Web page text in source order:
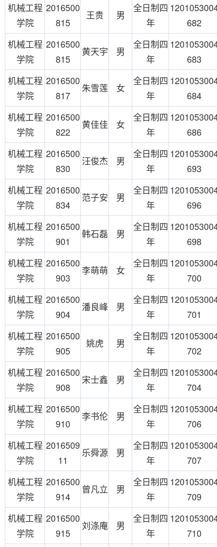
机械工程
学院
2016500
815
王贵 男
全日制四
年
682
机械工程
学院
2016500
815
黄天宇 男
全日制四
年
683
机械工程
学院
2016500
817
朱雪莲 女
全日制四
年
684
机械工程
学院
2016500
822
黄佳佳 女
全日制四
年
686
机械工程
学院
2016500
830
汪俊杰 男
全日制四
年
693
机械工程
学院
2016500
834
范子安 男
全日制四
年
696
机械工程
学院
2016500
901
韩石磊 男
全日制四
年
698
机械工程
学院
2016500
903
李萌萌 女
全日制四
年
700
机械工程
学院
2016500
904
潘良峰 男
全日制四
年
701
机械工程
学院
2016500
905
姚虎 男
全日制四
年
702
机械工程
学院
2016500
908
宋士鑫 男
全日制四
年
704
机械工程
学院
2016500
910
李书伦 男
全日制四
年
706
机械工程
学院
2016509
11
乐舜源 男
全日制四
年
707
机械工程
学院
2016500
914
曾凡立 男
全日制四
年
709
机械工程
学院
2016500
915
刘涤庵 男
全日制四
年
710